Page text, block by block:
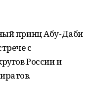
принц Абу-Даби
с
России и